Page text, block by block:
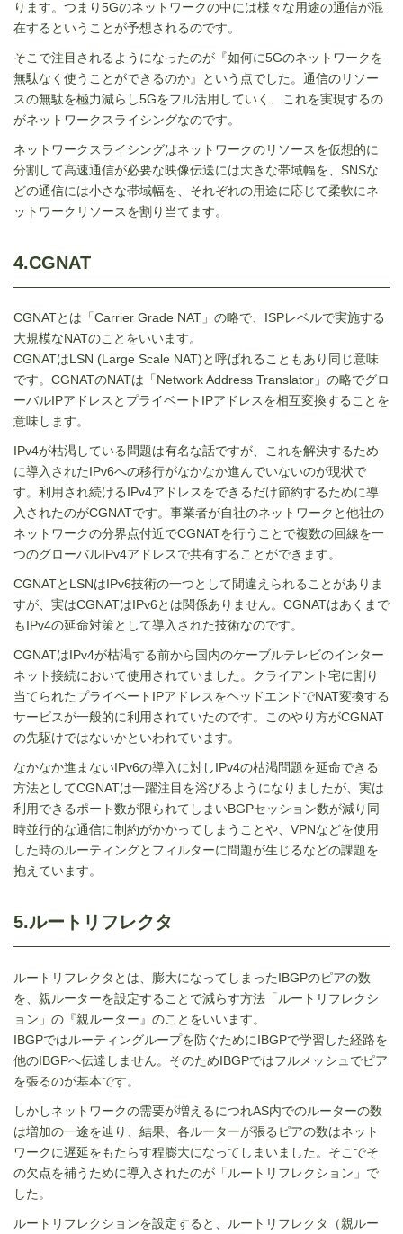
ります。つまり5Gのネットワークの中には様々な用途の通信が混
在するということが予想されるのです。
そこで注目されるようになったのが『如何に5Gのネットワークを
無駄なく使うことができるのか』という点でした。通信のリソー
スの無駄を極力減らし5Gをフル活用していく、これを実現するの
がネットワークスライシングなのです。
ネットワークスライシングはネットワークのリソースを仮想的に
分割して高速通信が必要な映像伝送には大きな帯域幅を、 SNSな
どの通信には小さな帯域幅を、それぞれの用途に応じて柔軟にネ
ットワークリソースを割り当てます。
4.CGNAT
CGNATとは「Carrier Grade NAT」の略で、ISPレベルで実施する
大規模なNATのことをいいます。
CGNATはLSN (Large Scale NAT)と呼ばれることもあり同じ意味
です。CGNATのNATは「Network Address Translator」の略でグロ
ーバルIPアドレスとプライベートIPアドレスを相互変換することを
意味します。
IPv4が枯渇している問題は有名な話ですが、これを解決するため
に導入されたIPv6への移行がなかなか進んでいないのが現状で
す。利用され続けるIPv4アドレスをできるだけ節約するために導
入されたのがCGNATです。事業者が自社のネットワークと他社の
ネットワークの分界点付近でCGNATを行うことで複数の回線を一
つのグローバルIPv4アドレスで共有することができます。
CGNATとLSNはIPv6技術の一つとして間違えられることがありま
すが、実はCGNATはIPv6とは関係ありません。CGNATはあくまで
もIPv4の延命対策として導入された技術なのです。
CGNATはIPv4が枯渇する前から国内のケーブルテレビのインター
ネット接続において使用されていました。クライアント宅に割り
当てられたプライベートIPアドレスをヘッドエンドでNAT変換する
サービスが一般的に利用されていたのです。このやり方がCGNAT
の先駆けではないかといわれています。
なかなか進まないIPv6の導入に対しIPv4の枯渇問題を延命できる
方法としてCGNATは一躍注目を浴びるようになりましたが、実は
利用できるポート数が限られてしまいBGPセッション数が減り同
時並行的な通信に制約がかかってしまうことや、VPNなどを使用
した時のルーティングとフィルターに問題が生じるなどの課題を
抱えています。
5.ルートリフレクタ
ルートリフレクタとは、膨大になってしまったIBGPのピアの数
を、親ルーターを設定することで減らす方法「ルートリフレクシ
ョン」の『親ルーター』のことをいいます。
IBGPではルーティングループを防ぐためにIBGPで学習した経路を
他のIBGPへ伝達しません。そのためIBGPではフルメッシュでピア
を張るのが基本です。
しかしネットワークの需要が増えるにつれAS内でのルーターの数
は増加の一途を辿り、結果、各ルーターが張るピアの数はネット
ワークに遅延をもたらす程膨大になってしまいました。そこでそ
の欠点を補うために導入されたのが「ルートリフレクション」で
した。
ルートリフレクションを設定すると、ルートリフレクタ（親ルー